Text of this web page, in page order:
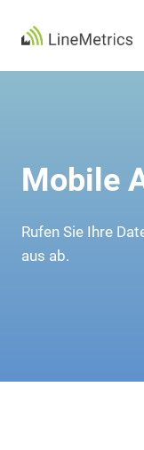
Inhalt
Mobile
Rufen Sie Ihre
aus ab.